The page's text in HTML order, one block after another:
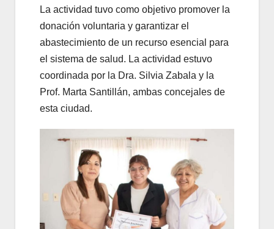
La actividad tuvo como objetivo promover la
donación voluntaria y garantizar el
abastecimiento de un recurso esencial para
el sistema de salud. La actividad estuvo
coordinada por la Dra. Silvia Zabala y la
Prof. Marta Santillán, ambas concejales de
esta ciudad.